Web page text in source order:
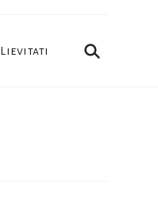
Lievitati